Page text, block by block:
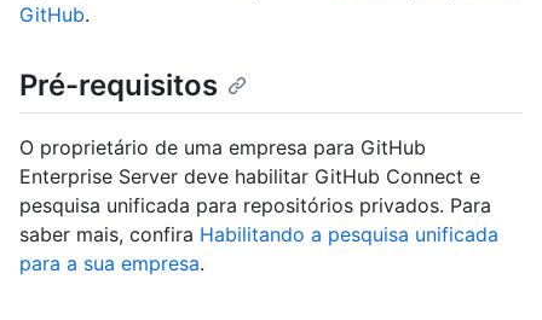
GitHub.
Pré-requisitos
O proprietário de uma empresa para GitHub
Enterprise Server deve habilitar GitHub Connect e
pesquisa unificada para repositórios privados. Para
saber mais, confira Habilitando a pesquisa unificada
para a sua empresa.